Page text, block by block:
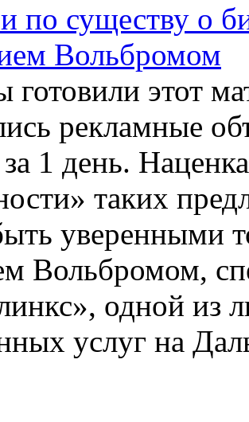
по существу о
Вольбромом
этот
рекламные
1 день.
таких
уверенными
Вольбромом,
одной из
услуг на